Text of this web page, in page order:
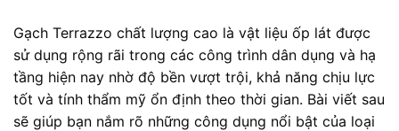
Gạch Terrazzo chất lượng cao là vật liệu ốp lát được
sử dụng rộng rãi trong các công trình dân dụng và hạ
tầng hiện nay nhờ độ bền vượt trội, khả năng chịu lực
tốt và tính thẩm mỹ ổn định theo thời gian. Bài viết sau
sẽ giúp bạn nắm rõ những công dụng nổi bật của loại